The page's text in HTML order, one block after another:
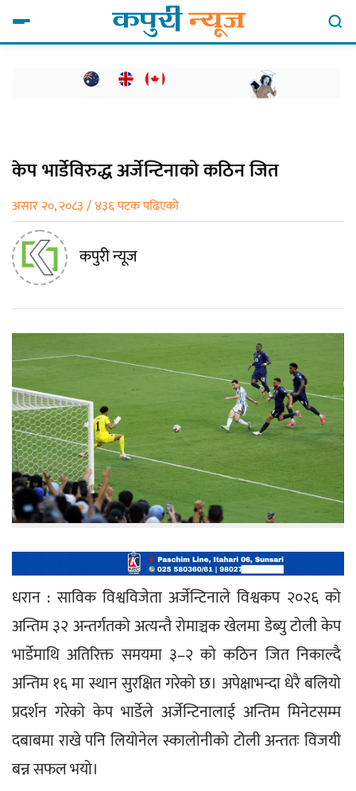
केप भार्डेविरुद्ध अर्जेन्टिनाको कठिन जित
असार २०, २०८३ / ४३६ पटक पढिएको
कपुरी न्यूज
धरान : साविक विश्वविजेता अर्जेन्टिनाले विश्वकप २०२६ को
अन्तिम ३२ अन्तर्गतको अत्यन्तै रोमाञ्चक खेलमा डेब्यु टोली केप
भार्डेमाथि अतिरिक्त समयमा ३–२ को कठिन जित निकाल्दै
अन्तिम १६ मा स्थान सुरक्षित गरेको छ। अपेक्षाभन्दा धेरै बलियो
प्रदर्शन गरेको केप भार्डेले अर्जेन्टिनालाई अन्तिम मिनेटसम्म
दबाबमा राखे पनि लियोनेल स्कालोनीको टोली अन्ततः विजयी
बन्न सफल भयो।